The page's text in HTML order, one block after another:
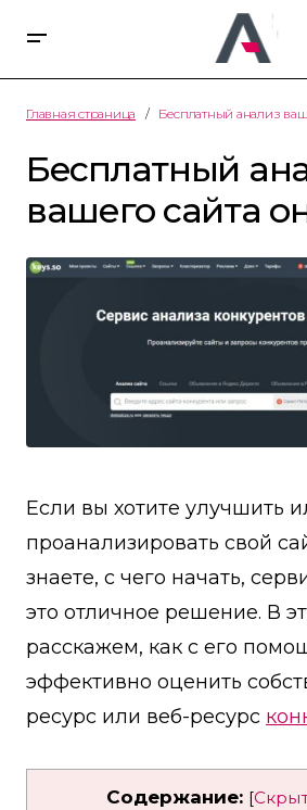
Главная страница Бесплатный анализ
Бесплатный
вашего сайта
Если вы хотите улучшить
проанализировать свой
знаете, с чего начать,
это отличное решение. В
расскажем, как с его
эффективно оценить
ресурс или веб-ресурс
Содержание: [